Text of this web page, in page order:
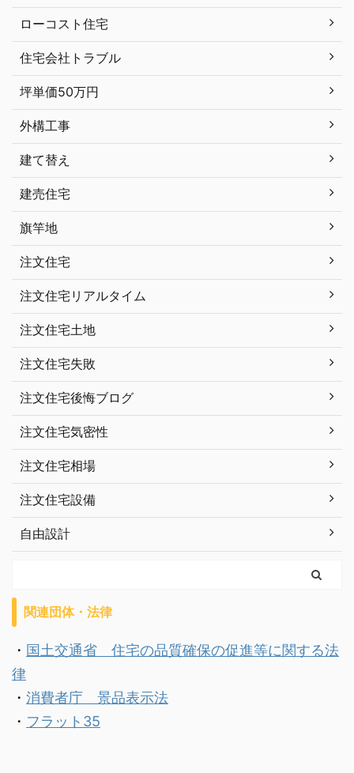
ローコスト住宅
住宅会社トラブル
坪単価50万円
外構工事
建て替え
建売住宅
旗竿地
注文住宅
注文住宅リアルタイム
注文住宅土地
注文住宅失敗
注文住宅後悔ブログ
注文住宅気密性
注文住宅相場
注文住宅設備
自由設計
関連団体・法律
・ 国土交通省 住宅の品質確保の促進等に関する法
律
・ 消費者庁 景品表示法
・ フラット35